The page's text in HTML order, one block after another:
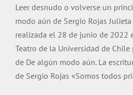
Leer desnudo o volverse un
modo aún de Sergio Rojas
realizada el 28 de junio de 2022
Teatro de la Universidad de
de De algún modo aún. La
de Sergio Rojas «Somos todos